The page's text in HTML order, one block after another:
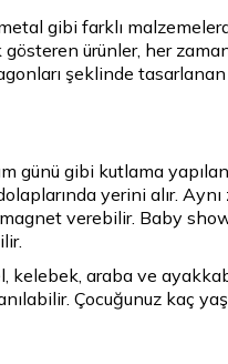
gibi farklı
ürünler, her
şeklinde
günü gibi kutlama
yerini alır.
verebilir. Baby
kelebek, araba ve
Çocuğunuz kaç